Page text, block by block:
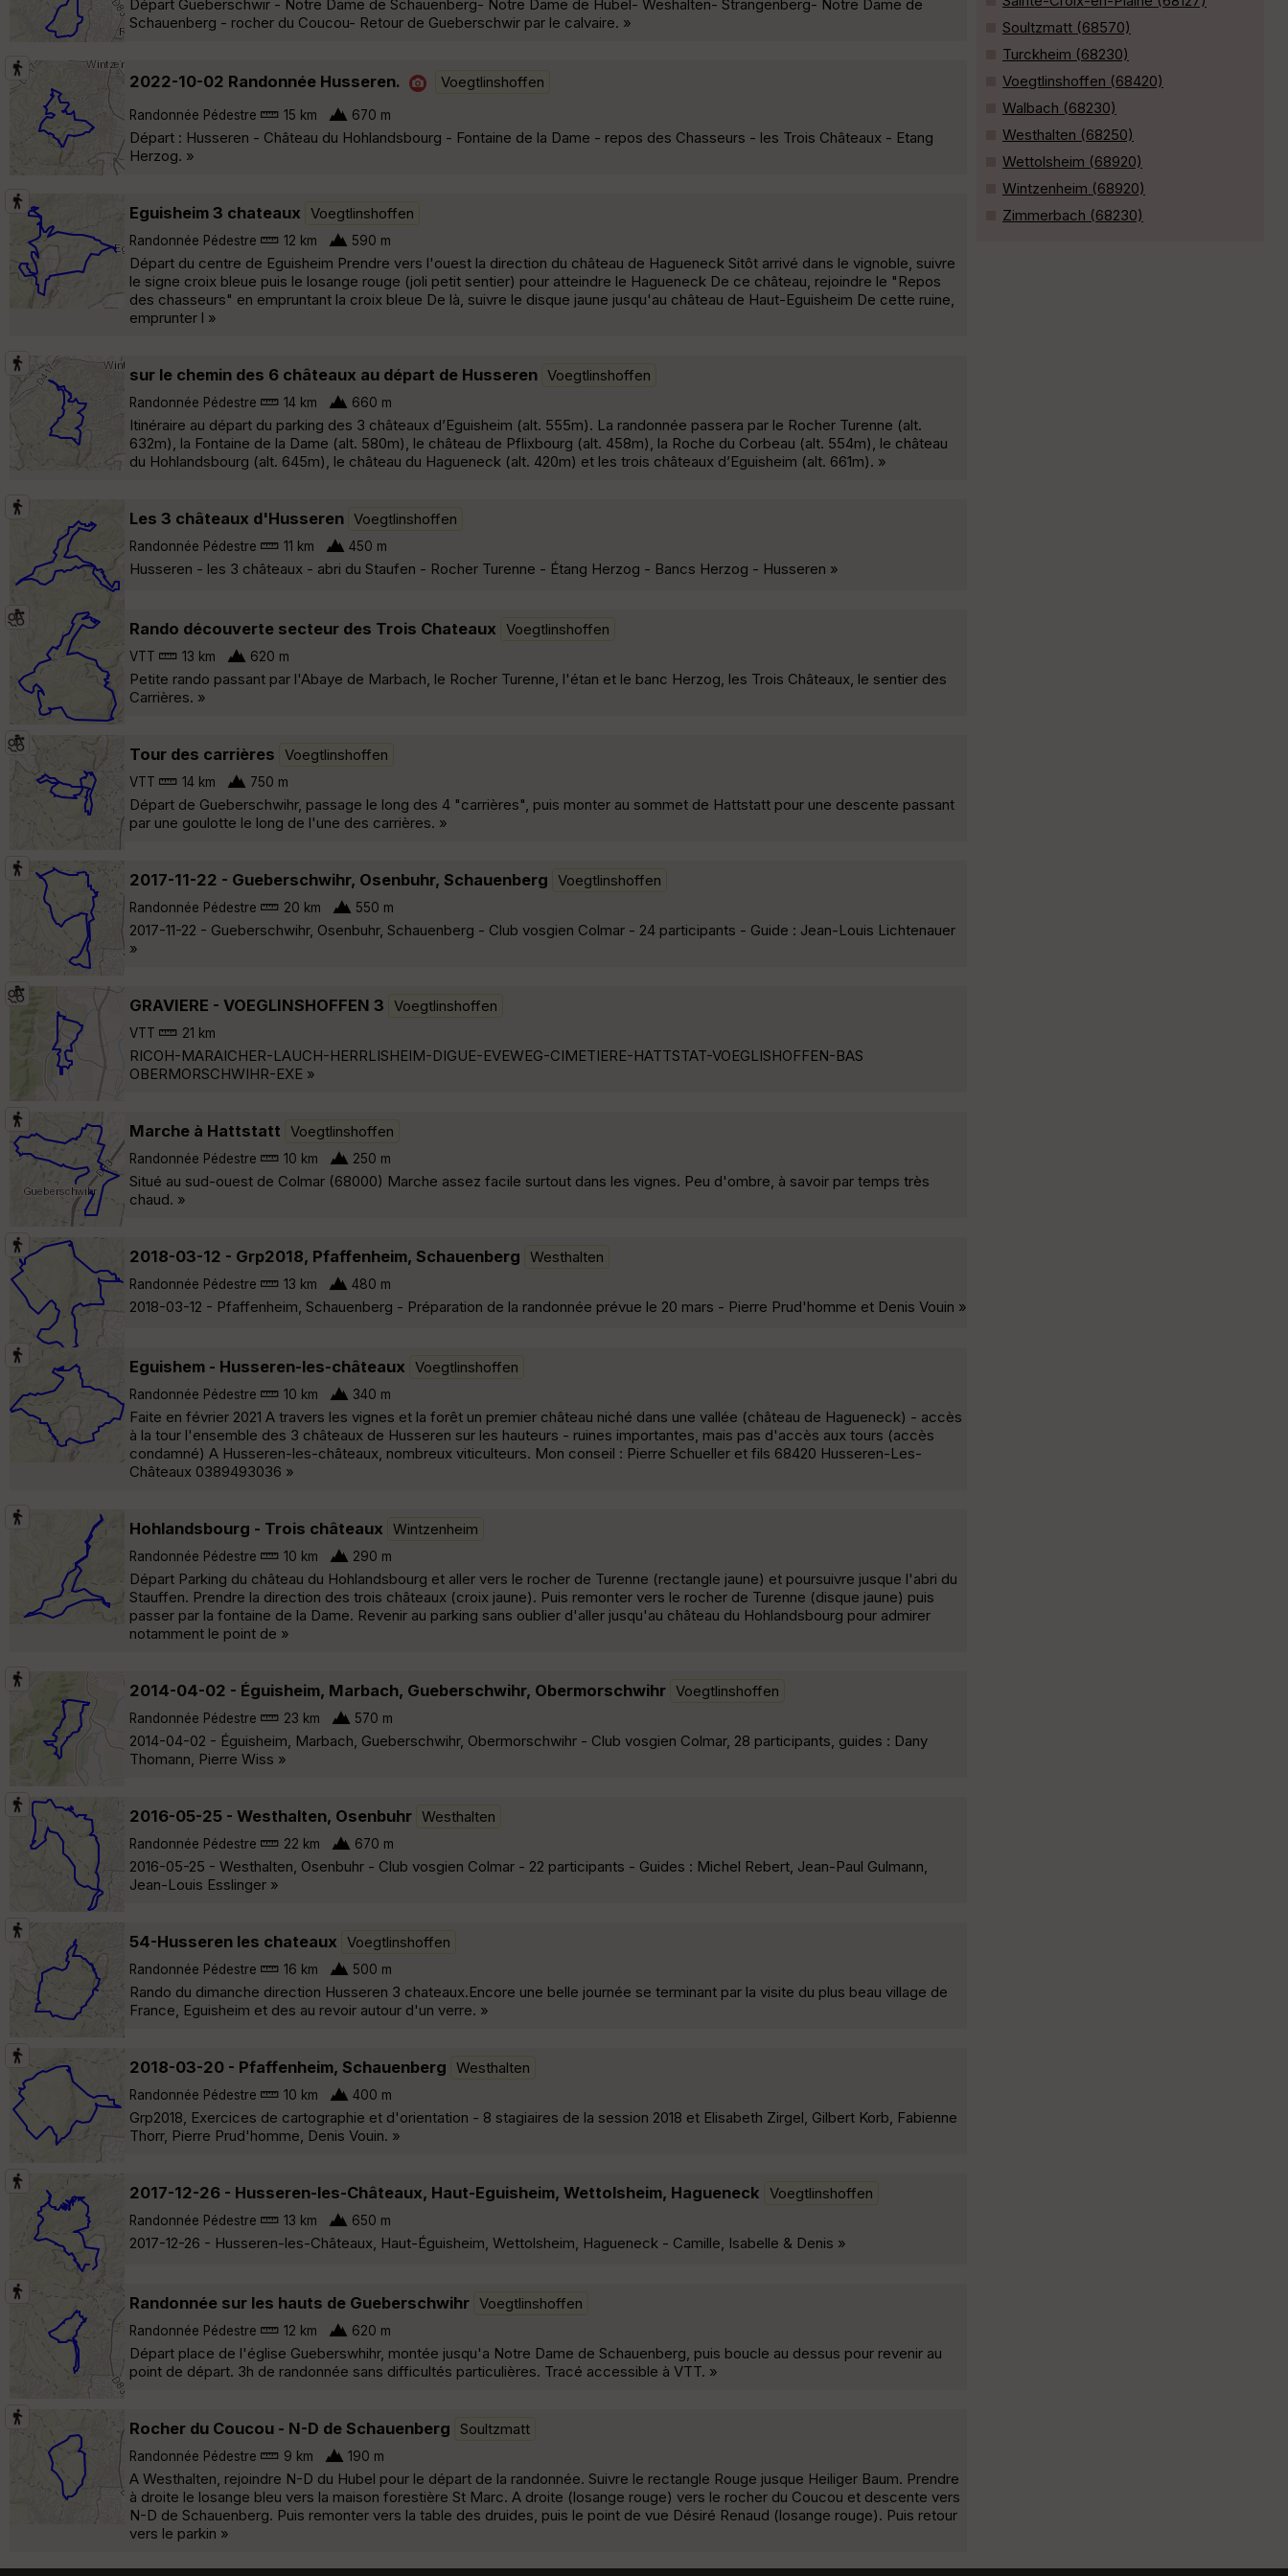
Départ Gueberschwir - Notre Dame de Schauenberg- Notre Dame de Hubel- Weshalten- Strangenberg- Notre Dame de
Schauenberg - rocher du Coucou- Retour de Gueberschwir par le calvaire. »
2022-10-02 Randonnée Husseren. Voegtlinshoffen
Randonnée Pédestre 15 km 670 m
Départ : Husseren - Château du Hohlandsbourg - Fontaine de la Dame - repos des Chasseurs - les Trois Châteaux - Etang
Herzog. »
Eguisheim 3 chateaux Voegtlinshoffen
Randonnée Pédestre 12 km 590 m
Départ du centre de Eguisheim Prendre vers l'ouest la direction du château de Hagueneck Sitôt arrivé dans le vignoble, suivre
le signe croix bleue puis le losange rouge (joli petit sentier) pour atteindre le Hagueneck De ce château, rejoindre le "Repos
des chasseurs" en empruntant la croix bleue De là, suivre le disque jaune jusqu'au château de Haut-Eguisheim De cette ruine,
emprunter l »
sur le chemin des 6 châteaux au départ de Husseren Voegtlinshoffen
Randonnée Pédestre 14 km 660 m
Itinéraire au départ du parking des 3 châteaux d’Eguisheim (alt. 555m). La randonnée passera par le Rocher Turenne (alt.
632m), la Fontaine de la Dame (alt. 580m), le château de Pflixbourg (alt. 458m), la Roche du Corbeau (alt. 554m), le château
du Hohlandsbourg (alt. 645m), le château du Hagueneck (alt. 420m) et les trois châteaux d’Eguisheim (alt. 661m). »
Les 3 châteaux d'Husseren Voegtlinshoffen
Randonnée Pédestre 11 km 450 m
Husseren - les 3 châteaux - abri du Staufen - Rocher Turenne - Étang Herzog - Bancs Herzog - Husseren »
Rando découverte secteur des Trois Chateaux Voegtlinshoffen
VTT 13 km 620 m
Petite rando passant par l'Abaye de Marbach, le Rocher Turenne, l'étan et le banc Herzog, les Trois Châteaux, le sentier des
Carrières. »
Tour des carrières Voegtlinshoffen
VTT 14 km 750 m
Départ de Gueberschwihr, passage le long des 4 "carrières", puis monter au sommet de Hattstatt pour une descente passant
par une goulotte le long de l'une des carrières. »
2017-11-22 - Gueberschwihr, Osenbuhr, Schauenberg Voegtlinshoffen
Randonnée Pédestre 20 km 550 m
2017-11-22 - Gueberschwihr, Osenbuhr, Schauenberg - Club vosgien Colmar - 24 participants - Guide : Jean-Louis Lichtenauer
»
GRAVIERE - VOEGLINSHOFFEN 3 Voegtlinshoffen
VTT 21 km
RICOH-MARAICHER-LAUCH-HERRLISHEIM-DIGUE-EVEWEG-CIMETIERE-HATTSTAT-VOEGLISHOFFEN-BAS
OBERMORSCHWIHR-EXE »
Marche à Hattstatt Voegtlinshoffen
Randonnée Pédestre 10 km 250 m
Situé au sud-ouest de Colmar (68000) Marche assez facile surtout dans les vignes. Peu d'ombre, à savoir par temps très
chaud. »
2018-03-12 - Grp2018, Pfaffenheim, Schauenberg Westhalten
Randonnée Pédestre 13 km 480 m
2018-03-12 - Pfaffenheim, Schauenberg - Préparation de la randonnée prévue le 20 mars - Pierre Prud'homme et Denis Vouin »
Eguishem - Husseren-les-châteaux Voegtlinshoffen
Randonnée Pédestre 10 km 340 m
Faite en février 2021 A travers les vignes et la forêt un premier château niché dans une vallée (château de Hagueneck) - accès
à la tour l'ensemble des 3 châteaux de Husseren sur les hauteurs - ruines importantes, mais pas d'accès aux tours (accès
condamné) A Husseren-les-châteaux, nombreux viticulteurs. Mon conseil : Pierre Schueller et fils 68420 Husseren-Les-
Châteaux 0389493036 »
Hohlandsbourg - Trois châteaux Wintzenheim
Randonnée Pédestre 10 km 290 m
Départ Parking du château du Hohlandsbourg et aller vers le rocher de Turenne (rectangle jaune) et poursuivre jusque l'abri du
Stauffen. Prendre la direction des trois châteaux (croix jaune). Puis remonter vers le rocher de Turenne (disque jaune) puis
passer par la fontaine de la Dame. Revenir au parking sans oublier d'aller jusqu'au château du Hohlandsbourg pour admirer
notamment le point de »
2014-04-02 - Éguisheim, Marbach, Gueberschwihr, Obermorschwihr Voegtlinshoffen
Randonnée Pédestre 23 km 570 m
2014-04-02 - Éguisheim, Marbach, Gueberschwihr, Obermorschwihr - Club vosgien Colmar, 28 participants, guides : Dany
Thomann, Pierre Wiss »
2016-05-25 - Westhalten, Osenbuhr Westhalten
Randonnée Pédestre 22 km 670 m
2016-05-25 - Westhalten, Osenbuhr - Club vosgien Colmar - 22 participants - Guides : Michel Rebert, Jean-Paul Gulmann,
Jean-Louis Esslinger »
54-Husseren les chateaux Voegtlinshoffen
Randonnée Pédestre 16 km 500 m
Rando du dimanche direction Husseren 3 chateaux.Encore une belle journée se terminant par la visite du plus beau village de
France, Eguisheim et des au revoir autour d'un verre. »
2018-03-20 - Pfaffenheim, Schauenberg Westhalten
Randonnée Pédestre 10 km 400 m
Grp2018, Exercices de cartographie et d'orientation - 8 stagiaires de la session 2018 et Elisabeth Zirgel, Gilbert Korb, Fabienne
Thorr, Pierre Prud'homme, Denis Vouin. »
2017-12-26 - Husseren-les-Châteaux, Haut-Eguisheim, Wettolsheim, Hagueneck Voegtlinshoffen
Randonnée Pédestre 13 km 650 m
2017-12-26 - Husseren-les-Châteaux, Haut-Éguisheim, Wettolsheim, Hagueneck - Camille, Isabelle & Denis »
Randonnée sur les hauts de Gueberschwihr Voegtlinshoffen
Randonnée Pédestre 12 km 620 m
Départ place de l'église Gueberswhihr, montée jusqu'a Notre Dame de Schauenberg, puis boucle au dessus pour revenir au
point de départ. 3h de randonnée sans difficultés particulières. Tracé accessible à VTT. »
Rocher du Coucou - N-D de Schauenberg Soultzmatt
Randonnée Pédestre 9 km 190 m
A Westhalten, rejoindre N-D du Hubel pour le départ de la randonnée. Suivre le rectangle Rouge jusque Heiliger Baum. Prendre
à droite le losange bleu vers la maison forestière St Marc. A droite (losange rouge) vers le rocher du Coucou et descente vers
N-D de Schauenberg. Puis remonter vers la table des druides, puis le point de vue Désiré Renaud (losange rouge). Puis retour
vers le parkin »
Soultzmatt (68570)
Turckheim (68230)
Voegtlinshoffen (68420)
Walbach (68230)
Westhalten (68250)
Wettolsheim (68920)
Wintzenheim (68920)
Zimmerbach (68230)